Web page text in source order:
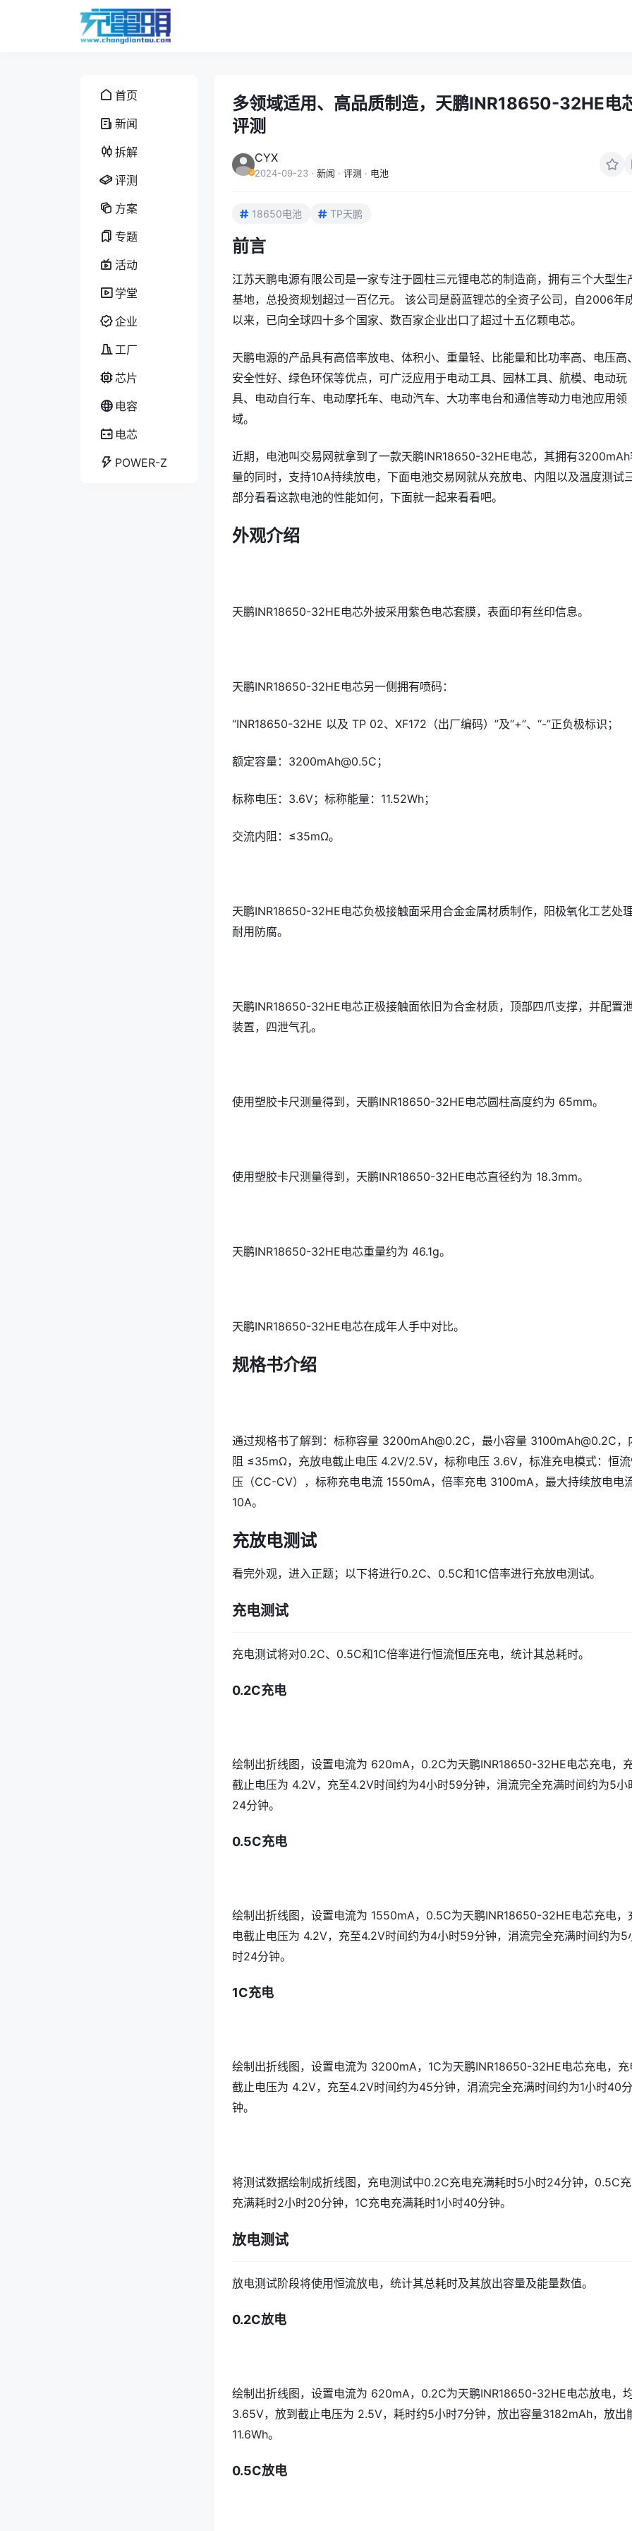
首页
新闻
拆解
评测
方案
专题
活动
学堂
企业
工厂
芯片
电容
电芯
POWER-Z
多领域适用、高品质制造，天鹏INR18650-32HE电
评测
CYX
2024-09-23 · 新闻 · 评测 · 电池
18650电池 TP天鹏
前言
江苏天鹏电源有限公司是一家专注于圆柱三元锂电芯的制造商，‌拥有三个大型生
基地，‌总投资规划超过一百亿元。‌ 该公司是蔚蓝锂芯的全资子公司，‌自2006年
以来，‌已向全球四十多个国家、‌数百家企业出口了超过十五亿颗电芯。
天鹏电源的产品具有高倍率放电、‌体积小、‌重量轻、‌比能量和比功率高、‌电压高
安全性好、‌绿色环保等优点，‌可广泛应用于电动工具、‌园林工具、‌航模、‌电动玩
具、‌电动自行车、‌电动摩托车、‌电动汽车、‌大功率电台和通信等动力电池应用领
域。‌
近期，电池叫交易网就拿到了一款天鹏INR18650-32HE电芯，其拥有
量的同时，支持10A持续放电，下面电池交易网就从充放电、内阻以及温度测试
部分看看这款电池的性能如何，下面就一起来看看吧。
外观介绍
天鹏INR18650-32HE电芯外披采用紫色电芯套膜，表面印有丝印信息。
天鹏INR18650-32HE电芯另一侧拥有喷码：
“INR18650-32HE 以及 TP 02、XF172（出厂编码）”及“+”、“-”正负极标识；
额定容量：3200mAh@0.5C；
标称电压：3.6V；标称能量：11.52Wh；
交流内阻：≤35mΩ。
天鹏INR18650-32HE电芯负极接触面采用合金金属材质制作，阳极氧化工艺处
耐用防腐。
天鹏INR18650-32HE电芯正极接触面依旧为合金材质，顶部四爪支撑，并配置
装置，四泄气孔。
使用塑胶卡尺测量得到，天鹏INR18650-32HE电芯圆柱高度约为 65mm。
使用塑胶卡尺测量得到，天鹏INR18650-32HE电芯直径约为 18.3mm。
天鹏INR18650-32HE电芯重量约为 46.1g。
天鹏INR18650-32HE电芯在成年人手中对比。
规格书介绍
通过规格书了解到：标称容量 3200mAh@0.2C，最小容量 3100mAh@0.2C，
阻 ≤35mΩ，充放电截止电压 4.2V/2.5V，标称电压 3.6V，标准充电模式：恒
压（CC-CV），标称充电电流 1550mA，倍率充电 3100mA，最大持续放电电
10A。
充放电测试
看完外观，进入正题；以下将进行0.2C、0.5C和1C倍率进行充放电测试。
充电测试
充电测试将对0.2C、0.5C和1C倍率进行恒流恒压充电，统计其总耗时。
0.2C充电
绘制出折线图，设置电流为 620mA，0.2C为天鹏INR18650-32HE电芯充电，
截止电压为 4.2V，充至4.2V时间约为4小时59分钟，涓流完全充满时间约为5小
24分钟。
0.5C充电
绘制出折线图，设置电流为 1550mA，0.5C为天鹏INR18650-32HE电芯充电，
电截止电压为 4.2V，充至4.2V时间约为4小时59分钟，涓流完全充满时间约为5
时24分钟。
1C充电
绘制出折线图，设置电流为 3200mA，1C为天鹏INR18650-32HE电芯充电，充
截止电压为 4.2V，充至4.2V时间约为45分钟，涓流完全充满时间约为1小时40分
钟。
将测试数据绘制成折线图，充电测试中0.2C充电充满耗时5小时24分钟，0.5C
充满耗时2小时20分钟，1C充电充满耗时1小时40分钟。
放电测试
放电测试阶段将使用恒流放电，统计其总耗时及其放出容量及能量数值。
0.2C放电
绘制出折线图，设置电流为 620mA，0.2C为天鹏INR18650-32HE电芯放电，
3.65V，放到截止电压为 2.5V，耗时约5小时7分钟，放出容量3182mAh，放出
11.6Wh。
0.5C放电